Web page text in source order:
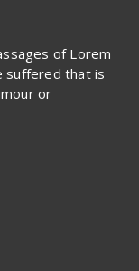
of Lorem
suffered that is
or